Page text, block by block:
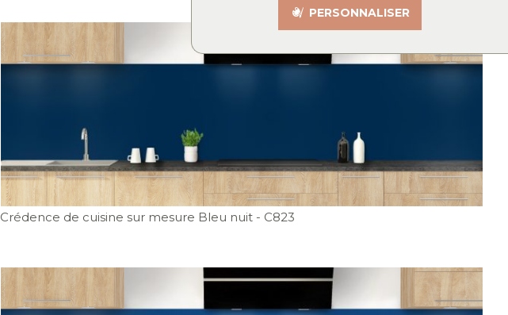
PERSONNALISER
Crédence de cuisine sur mesure Bleu nuit - C823